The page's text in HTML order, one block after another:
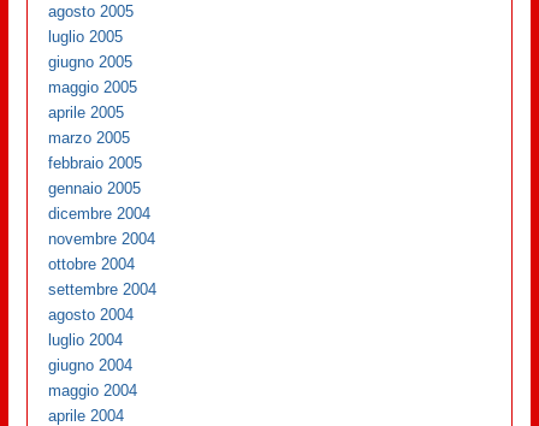
agosto 2005
luglio 2005
giugno 2005
maggio 2005
aprile 2005
marzo 2005
febbraio 2005
gennaio 2005
dicembre 2004
novembre 2004
ottobre 2004
settembre 2004
agosto 2004
luglio 2004
giugno 2004
maggio 2004
aprile 2004